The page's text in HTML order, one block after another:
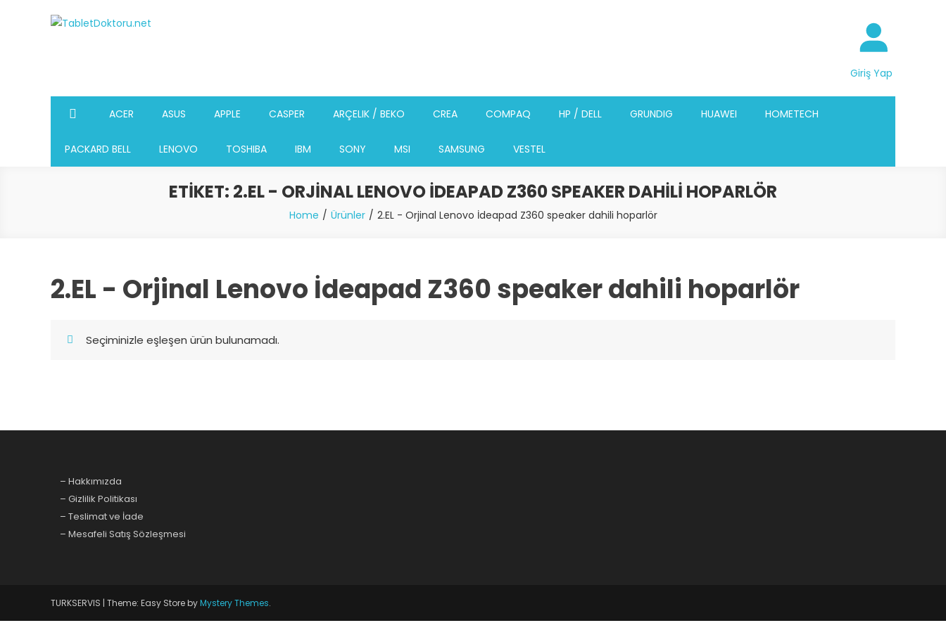
Giriş Yap
ACER ASUS APPLE CASPER ARÇELIK / BEKO CREA COMPAQ HP / DELL GRUNDIG HUAWEI HOMETECH
PACKARD BELL LENOVO TOSHIBA IBM SONY MSI SAMSUNG VESTEL
ETIKET: 2.EL - ORJINAL LENOVO İDEAPAD Z360 SPEAKER DAHILI HOPARLÖR
Home Ürünler 2.EL - Orjinal Lenovo İdeapad Z360 speaker dahili hoparlör
2.EL - Orjinal Lenovo İdeapad Z360 speaker dahili hoparlör
Seçiminizle eşleşen ürün bulunamadı.
– Hakkımızda
– Gizlilik Politikası
– Teslimat ve İade
– Mesafeli Satış Sözleşmesi
TURKSERVIS | Theme: Easy Store byMystery Themes.